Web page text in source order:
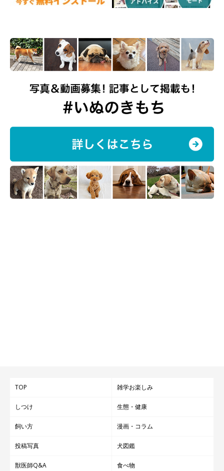
TOP 雑学お楽しみ
しつけ 生態・健康
飼い方 漫画・コラム
投稿写真 犬図鑑
獣医師Q&A 食べ物